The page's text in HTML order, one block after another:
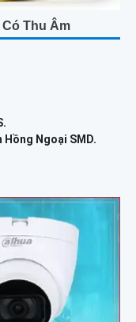
Có Thu Âm
Hồng Ngoại SMD.